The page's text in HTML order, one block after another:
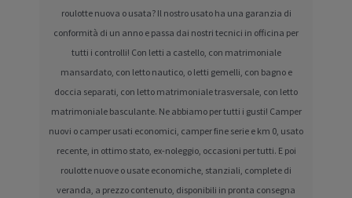
roulotte nuova o usata? Il nostro usato ha una garanzia di
conformità di un anno e passa dai nostri tecnici in officina per
tutti i controlli! Con letti a castello, con matrimoniale
mansardato, con letto nautico, o letti gemelli, con bagno e
doccia separati, con letto matrimoniale trasversale, con letto
matrimoniale basculante. Ne abbiamo per tutti i gusti! Camper
nuovi o camper usati economici, camper fine serie e km 0, usato
recente, in ottimo stato, ex-noleggio, occasioni per tutti. E poi
roulotte nuove o usate economiche, stanziali, complete di
veranda, a prezzo contenuto, disponibili in pronta consegna